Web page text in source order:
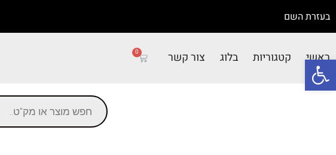
פתח סרגל נגישות
בעזרת השם
ראשי קטגוריות בלוג צור קשר 0